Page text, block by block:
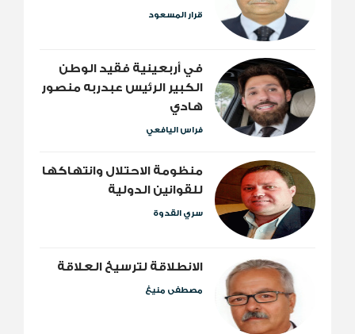
قرار المسعود
​في أربعينية فقيد الوطن
الكبير الرئيس عبدربه منصور
هادي
فراس اليافعي
منظومة الاحتلال وانتهاكها
للقوانين الدولية
سري القدوة
الانطلاقة لترسيخ العلاقة
مصطفى منيغ